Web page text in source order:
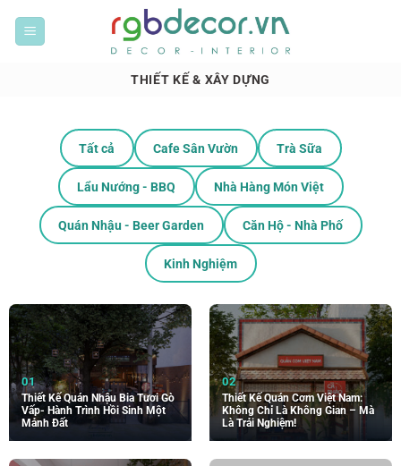
THIẾT KẾ & XÂY DỰNG
Tất cả Cafe Sân Vườn Trà Sữa
Lẩu Nướng - BBQ Nhà Hàng Món Việt
Quán Nhậu - Beer Garden Căn Hộ - Nhà Phố
Kinh Nghiệm
Thiết Kế Quán Nhậu Bia Tươi Gò
Vấp- Hành Trình Hồi Sinh Một
Mảnh Đất
Thiết Kế Quán Cơm Việt Nam:
Không Chỉ Là Không Gian – Mà
Là Trải Nghiệm!